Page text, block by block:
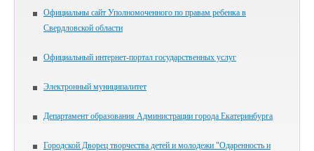
Официальны сайт Уполномоченного по правам ребенка в
Свердловской области
Официальный интернет-портал государственных услуг
Электронный муниципалитет
Департамент образования Администрации города Екатеринбурга
Городской Дворец творчества детей и молодежи "Одаренность и